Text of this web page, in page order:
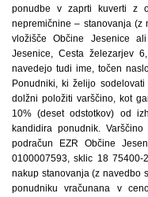
ponudbe v zaprti kuverti z
nepremičnine – stanovanja (z
vložišče Občine Jesenice
Jesenice, Cesta železarjev
navedejo tudi ime, točen
Ponudniki, ki želijo
dolžni položiti varščino, kot
10% (deset odstotkov) od
kandidira ponudnik.
podračun EZR Občine
0100007593, sklic 18 75400-
nakup stanovanja (z navedbo
ponudniku vračunana v